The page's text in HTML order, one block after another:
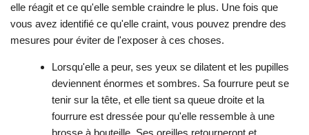
elle réagit et ce qu'elle semble craindre le plus. Une fois que
vous avez identifié ce qu'elle craint, vous pouvez prendre des
mesures pour éviter de l'exposer à ces choses.
Lorsqu'elle a peur, ses yeux se dilatent et les pupilles
deviennent énormes et sombres. Sa fourrure peut se
tenir sur la tête, et elle tient sa queue droite et la
fourrure est dressée pour qu'elle ressemble à une